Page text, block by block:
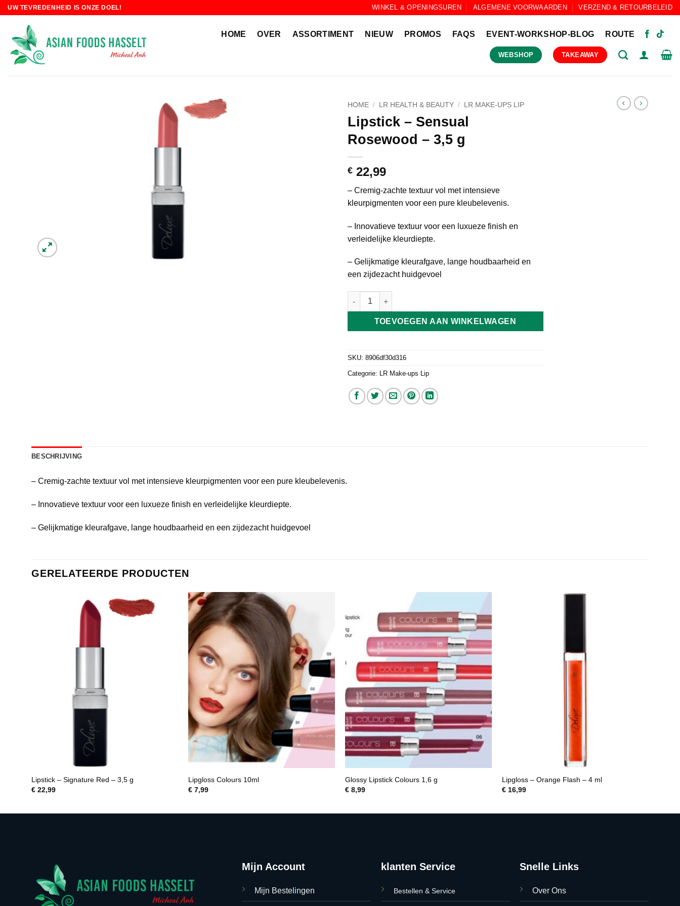
SkipUW TEVREDENHEID IS ONZE DOEL! WINKEL & OPENINGSUREN ALGEMENE VOORWAARDEN VERZEND & RETOURBELEID
HOME OVER ASSORTIMENT NIEUW PROMOS FAQS EVENT-WORKSHOP-BLOG ROUTE
WEBSHOP TAKEAWAY
HOME / LR HEALTH & BEAUTY / LR MAKE-UPS LIP
Lipstick – Sensual
Rosewood – 3,5 g
€ 22,99
– Cremig-zachte textuur vol met intensieve
kleurpigmenten voor een pure kleubelevenis.
– Innovatieve textuur voor een luxueze finish en
verleidelijke kleurdiepte.
– Gelijkmatige kleurafgave, lange houdbaarheid en
een zijdezacht huidgevoel
Lipstick - Sensual Rosewood - 3,5 g aantal
TOEVOEGEN AAN WINKELWAGEN
SKU: 8906df30d316
Categorie: LR Make-ups Lip
BESCHRIJVING
– Cremig-zachte textuur vol met intensieve kleurpigmenten voor een pure kleubelevenis.
– Innovatieve textuur voor een luxueze finish en verleidelijke kleurdiepte.
– Gelijkmatige kleurafgave, lange houdbaarheid en een zijdezacht huidgevoel
GERELATEERDE PRODUCTEN
Lipstick – Signature Red – 3,5 g
€22,99
Lipgloss Colours 10ml
€7,99
Glossy Lipstick Colours 1,6 g
€8,99
Lipgloss – Orange Flash – 4 ml
€16,99
Mijn Account
Mijn Bestelingen
klanten Service
Bestellen & Service
Snelle Links
Over Ons